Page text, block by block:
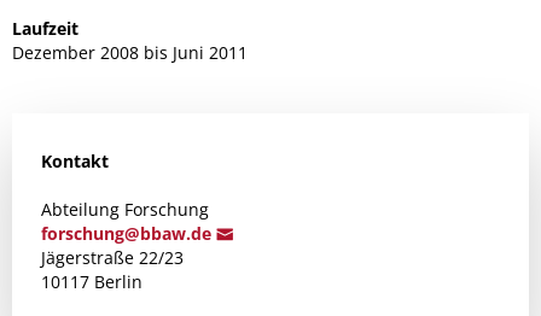
Laufzeit
Dezember 2008 bis Juni 2011
Kontakt
Abteilung Forschung
forschung@bbaw.de
Jägerstraße 22/23
10117 Berlin